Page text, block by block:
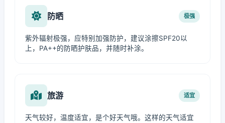
防晒 极强
紫外辐射极强，应特别加强防护，建议涂擦SPF20以
上，PA++的防晒护肤品，并随时补涂。
旅游 适宜
天气较好，温度适宜，是个好天气哦。这样的天气适宜